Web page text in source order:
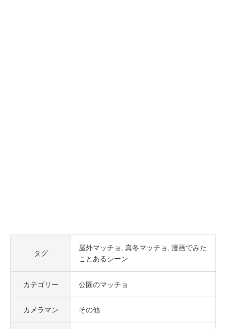
タグ
屋外マッチョ 真冬マッチョ
漫画でみた
ことあるシーン
カテゴリー 公園のマッチョ
カメラマン その他